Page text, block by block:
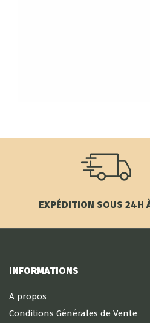
EXPÉDITION SOUS 24H
INFORMATIONS
A propos
Conditions Générales de Vente